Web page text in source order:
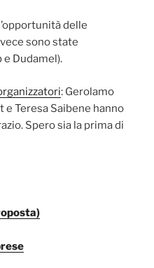
delle
sono state
Dudamel).
: Gerolamo
e Teresa Saibene hanno
Spero sia la prima di